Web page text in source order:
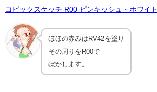
コピックスケッチ R00 ピンキッシュ・ホワイト
ほほの赤みはRV42を塗り
その周りをR00で
ぼかします。